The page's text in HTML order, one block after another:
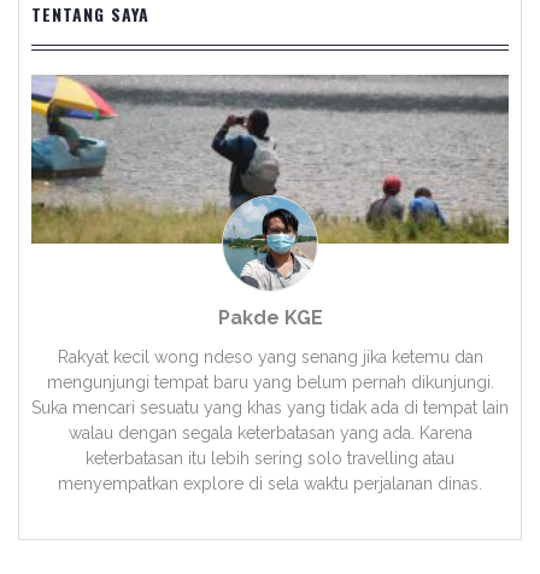
TENTANG SAYA
Pakde KGE
Rakyat kecil wong ndeso yang senang jika ketemu dan
mengunjungi tempat baru yang belum pernah dikunjungi.
Suka mencari sesuatu yang khas yang tidak ada di tempat lain
walau dengan segala keterbatasan yang ada. Karena
keterbatasan itu lebih sering solo travelling atau
menyempatkan explore di sela waktu perjalanan dinas.